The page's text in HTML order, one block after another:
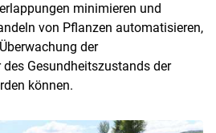
minimieren und
von Pflanzen automatisieren,
der
Gesundheitszustands der
können.